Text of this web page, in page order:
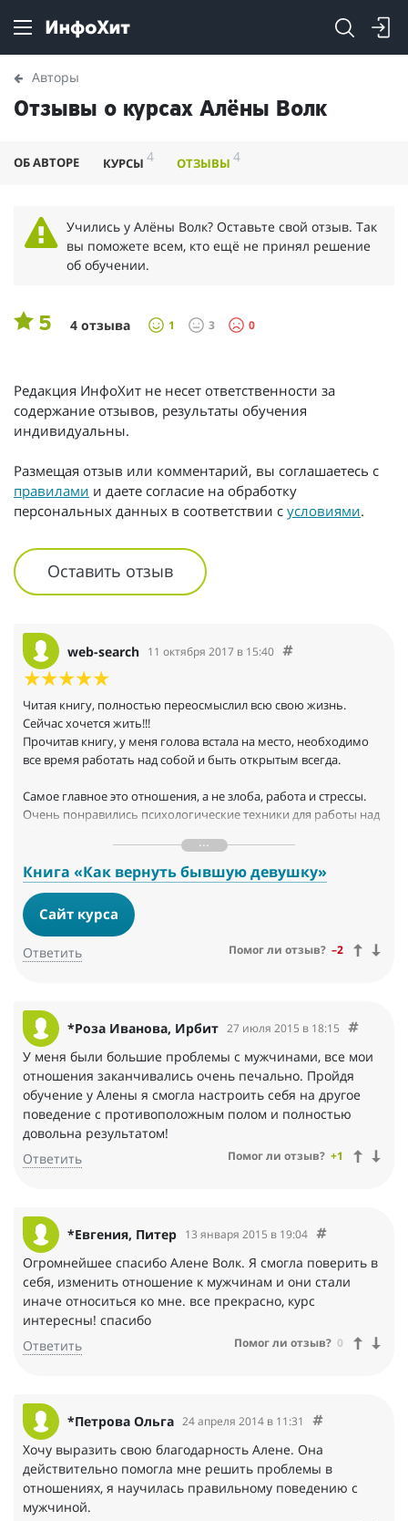
Авторы
Отзывы о курсах Алёны Волк
ОБ АВТОРЕ КУРСЫ 4 ОТЗЫВЫ4
Учились у Алёны Волк? Оставьте свой отзыв. Так
вы поможете всем, кто ещё не принял решение
об обучении.
5 4 отзыва 1 3 0
Редакция ИнфоХит не несет ответственности за
содержание отзывов, результаты обучения
индивидуальны.
Размещая отзыв или комментарий, вы соглашаетесь с
правилами и даете согласие на обработку
персональных данных в соответствии с условиями.
Оставить отзыв
web-search 11 октября 2017 в 15:40
Читая книгу, полностью переосмыслил всю свою жизнь.
Сейчас хочется жить!!!
Прочитав книгу, у меня голова встала на место, необходимо
все время работать над собой и быть открытым всегда.
Самое главное это отношения, а не злоба, работа и стрессы.
Очень понравились психологические техники для работы над
строго, как написано), но самое главное обрести себя!
Книга сильно помогла понять истинные причины расставания,
снова обрести силы и уверенность в себе. Я действовал по
плану и могу с уверенностью сказать, что вернул девушку и
все снова прекрасно. Я уверен, что наши отношения будут
более крепкими, чем они были когда-либо.
раньше не было этой информации и приходилось самому это
понимать.
Хочу сказать спасибо за отличный материал и пожелать
успехов авторам книги.
Книга «Как вернуть бывшую девушку»
Сайт курса
Ответить Помог ли отзыв? –2
*Роза Иванова, Ирбит 27 июля 2015 в 18:15
У меня были большие проблемы с мужчинами, все мои
отношения заканчивались очень печально. Пройдя
обучение у Алены я смогла настроить себя на другое
поведение с противоположным полом и полностью
довольна результатом!
Ответить
Помог ли отзыв? +1
*Евгения, Питер 13 января 2015 в 19:04
Огромнейшее спасибо Алене Волк. Я смогла поверить в
себя, изменить отношение к мужчинам и они стали
иначе относиться ко мне. все прекрасно, курс
интересны! спасибо
Ответить
Помог ли отзыв? 0
*Петрова Ольга 24 апреля 2014 в 11:31
Хочу выразить свою благодарность Алене. Она
действительно помогла мне решить проблемы в
отношениях, я научилась правильному поведению с
мужчиной.